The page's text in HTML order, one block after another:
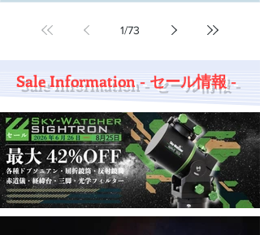
（月） ： 店休日 18日（火）～： 通常
「お問い合わせへの返信」などにつきましては
次対応させていただきます。 お客様におかれま
ては大変ご不便をおかけいたします。 ご理解の
どよろしくお願いいたします。 天文ハウス
TOMITA
1/73
Sale Information - セール情報 -